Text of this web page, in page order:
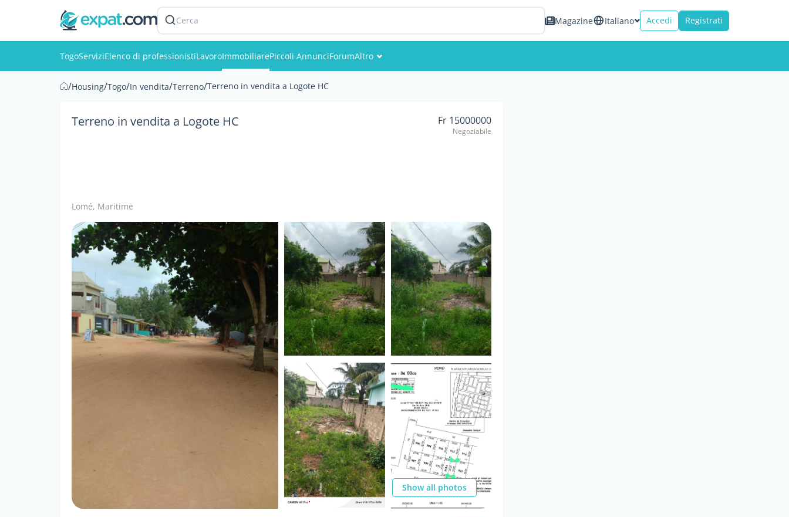
Cerca Magazine Italiano Accedi Registrati
TogoServiziElenco di professionistiLavoroImmobiliarePiccoli AnnunciForumAltro
/Housing/Togo/In vendita/Terreno/Terreno in vendita a Logote HC
Terreno in vendita a Logote HC
Lomé, Maritime
Fr 15000000
Negoziabile
Show all photos